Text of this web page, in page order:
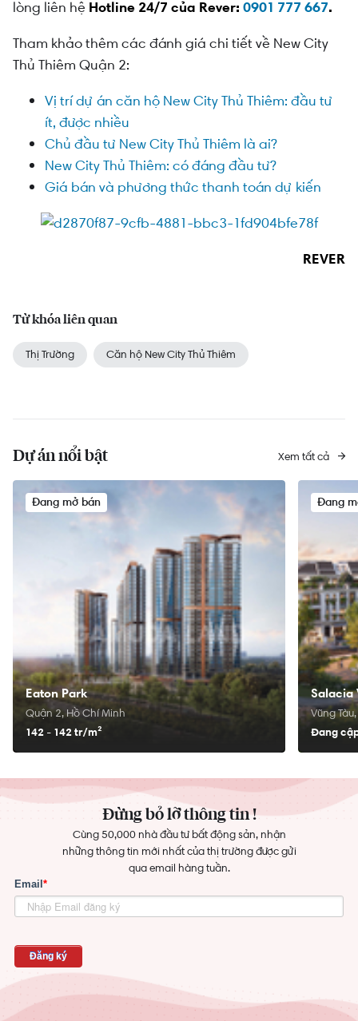
lòng liên hệ Hotline 24/7 của Rever: 0901 777 667.
Tham khảo thêm các đánh giá chi tiết về New City
Thủ Thiêm Quận 2:
Vị trí dự án căn hộ New City Thủ Thiêm: đầu tư
ít, được nhiều
Chủ đầu tư New City Thủ Thiêm là ai?
New City Thủ Thiêm: có đáng đầu tư?
Giá bán và phương thức thanh toán dự kiến
REVER
Từ khóa liên quan
Thị Trường Căn hộ New City Thủ Thiêm
Dự án nổi bật Xem tất cả
Đang mở bán
Eaton Park
Quận 2, Hồ Chí Minh
142 - 142 tr/m²
Đang
Salacia
Vũng
Đang
Đừng bỏ lỡ thông tin !
Cùng 50,000 nhà đầu tư bất động sản, nhận
những thông tin mới nhất của thị trường được gửi
qua email hàng tuần.